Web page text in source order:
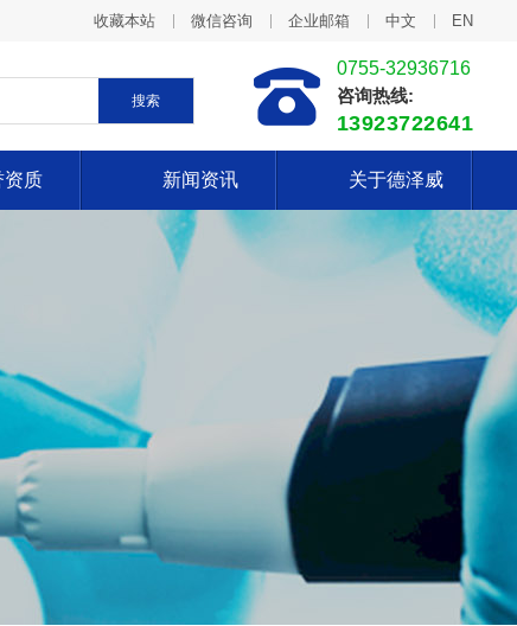
收藏本站 微信咨询 企业邮箱 中文 EN
0755-32936716
咨询热线:
13923722641
搜索
资质 新闻资讯 关于德泽威